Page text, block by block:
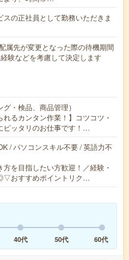
の正社員として勤務いただきま
先が変更となった際の待機期間
験などを考慮して決定します
・検品、商品管理）
れるカンタン作業！】コツコツ・
ピッタリのお仕事です！…
/ パソコンスキル不要 / 英語力不
を目指したい方歓迎！／経験・
おすすめポイントリク…
40代 50代 60代